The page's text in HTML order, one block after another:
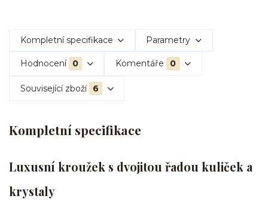
Kompletní specifikace Parametry
Hodnocení 0 Komentáře 0
Související zboží 6
Kompletní specifikace
Luxusní kroužek s dvojitou řadou kuliček a
krystaly